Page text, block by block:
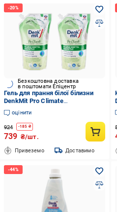
Безкоштовна доставка
в поштомати Епіцентр
Гель для прання білої білизни
DenkMit Pro Climate
концентрований 1 л 33 прання 2
шт. (EPI-15102025-736)
оцінити
924 -185 ₴
739 ₴/шт.
Привеземо Доставимо